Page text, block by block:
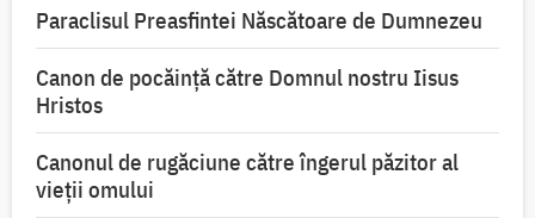
Paraclisul Preasfintei Născătoare de Dumnezeu
Canon de pocăință către Domnul nostru Iisus
Hristos
Canonul de rugăciune către îngerul păzitor al
vieții omului